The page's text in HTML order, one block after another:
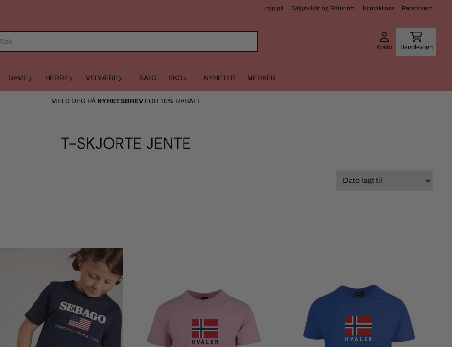
Logg på Salgsvilkår og Returinfo Kontakt oss Personvern
Konto Handlevogn
DAME HERRE VELVÆRE SALG SKO NYHETER MERKER
MELD DEG PÅ NYHETSBREVFOR 10% RABATT
T-SKJORTE JENTE